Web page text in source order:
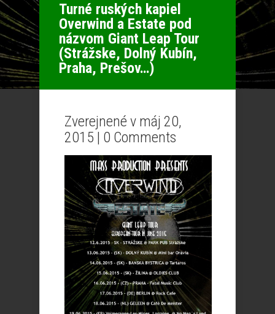
Turné ruských kapiel
Overwind a Estate pod
názvom Giant Leap Tour
(Strážske, Dolný Kubín,
Praha, Prešov…)
Zverejnené v máj 20,
2015 | 0 Comments